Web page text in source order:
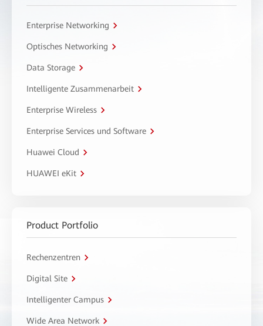
Enterprise Networking
Optisches Networking
Data Storage
Intelligente Zusammenarbeit
Enterprise Wireless
Enterprise Services und Software
Huawei Cloud
HUAWEI eKit
Product Portfolio
Rechenzentren
Digital Site
Intelligenter Campus
Wide Area Network